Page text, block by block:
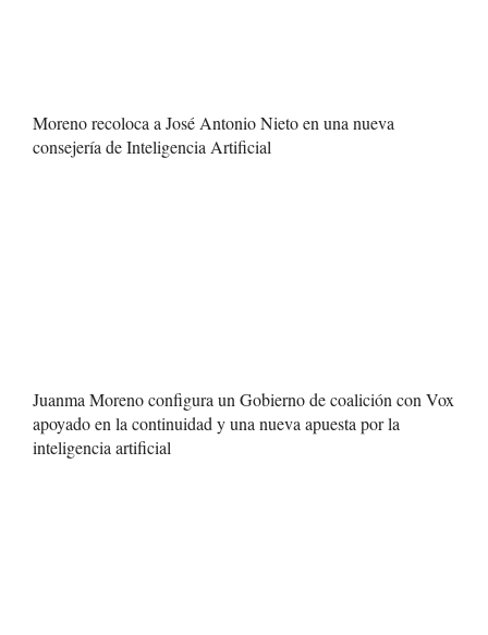
Moreno recoloca a José Antonio Nieto en una nueva
consejería de Inteligencia Artificial
Juanma Moreno configura un Gobierno de coalición con Vox
apoyado en la continuidad y una nueva apuesta por la
inteligencia artificial